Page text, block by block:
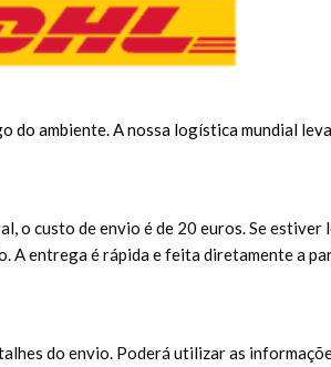
ambiente. A nossa logística mundial
o custo de envio é de 20 euros. Se
A entrega é rápida e feita diretamente a
do envio. Poderá utilizar as